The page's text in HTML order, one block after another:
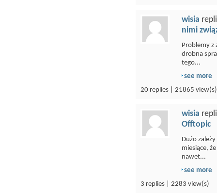
wisia
nimi
Problemy z
drobna
tego...
see more
20 replies | 21865 view(s)
wisia
Offtopic
Dużo
miesiące,
nawet...
see more
3 replies | 2283 view(s)